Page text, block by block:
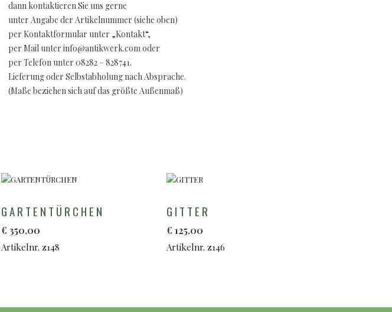
dann kontaktieren Sie uns gerne
unter Angabe der Artikelnummer (siehe oben)
per Kontaktformular unter „Kontakt“,
per Mail unter info@antikwerk.com oder
per Telefon unter 08282 – 828741.
Lieferung oder Selbstabholung nach Absprache.
(Maße beziehen sich auf das größte Außenmaß)
GARTENTÜRCHEN
€ 350,00
Artikelnr. z148
GITTER
€ 125,00
Artikelnr. z146